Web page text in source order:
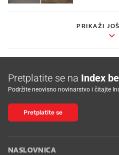
PRIKAŽI
Pretplatite se na Index
Podržite neovisno novinarstvo i čitajte
Pretplatite se
NASLOVNICA